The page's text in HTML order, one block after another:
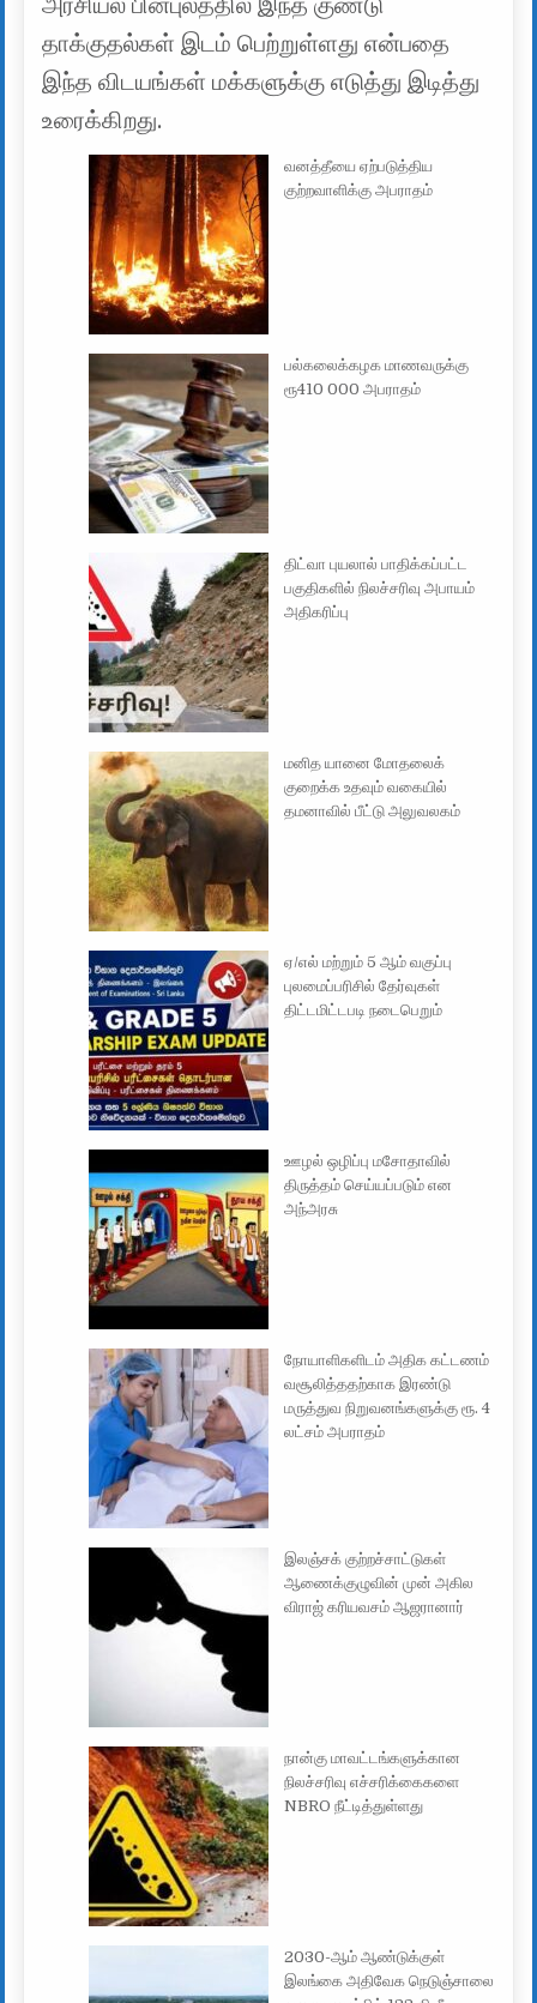
தாக்குதல்கள் இடம் பெற்றுள்ளது என்பதை
இந்த விடயங்கள் மக்களுக்கு எடுத்து இடித்து
உரைக்கிறது.
வனத்தீயை ஏற்படுத்திய
குற்றவாளிக்கு அபராதம்
பல்கலைக்கழக மாணவருக்கு
ரூ410 000 அபராதம்
திட்வா புயலால் பாதிக்கப்பட்ட
பகுதிகளில் நிலச்சரிவு அபாயம்
அதிகரிப்பு
மனித யானை மோதலைக்
குறைக்க உதவும் வகையில்
தமனாவில் பீட்டு அலுவலகம்
ஏ/எல் மற்றும் 5 ஆம் வகுப்பு
புலமைப்பரிசில் தேர்வுகள்
திட்டமிட்டபடி நடைபெறும்
ஊழல் ஒழிப்பு மசோதாவில்
திருத்தம் செய்யப்படும் என
அந்அரசு
நோயாளிகளிடம் அதிக கட்டணம்
வசூலித்ததற்காக இரண்டு
மருத்துவ நிறுவனங்களுக்கு ரூ. 4
லட்சம் அபராதம்
இலஞ்சக் குற்றச்சாட்டுகள்
ஆணைக்குழுவின் முன் அகில
விராஜ் கரியவசம் ஆஜரானார்
நான்கு மாவட்டங்களுக்கான
நிலச்சரிவு எச்சரிக்கைகளை
NBRO நீட்டித்துள்ளது
2030-ஆம் ஆண்டுக்குள்
இலங்கை அதிவேக நெடுஞ்சாலை